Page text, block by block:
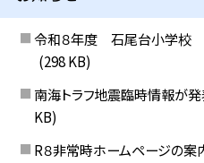
令和８年度 石尾台小学校
(298 KB)
南海トラフ地震臨時情報が
KB)
R８非常時ホームページの案